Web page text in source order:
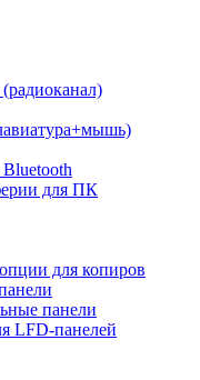
для ПК
для копиров
панели
LFD-панелей